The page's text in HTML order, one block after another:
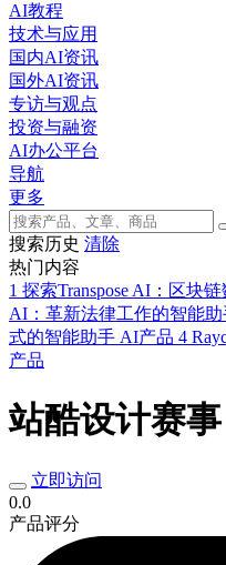
AI教程
技术与应用
国内AI资讯
国外AI资讯
专访与观点
投资与融资
AI办公平台
导航
更多
搜索历史 清除
热门内容
1 探索Transpose AI：区块
AI：革新法律工作的智能助
式的智能助手 AI产品 4
产品
站酷设计赛事
立即访问
0.0
产品评分